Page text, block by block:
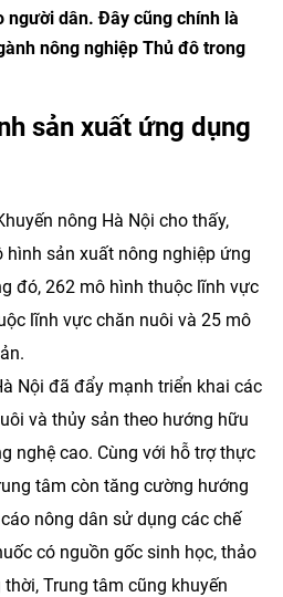
người dân. Đây cũng chính là
nông nghiệp Thủ đô trong
sản xuất ứng dụng
nông Hà Nội cho thấy,
sản xuất nông nghiệp ứng
đó, 262 mô hình thuộc lĩnh vực
lĩnh vực chăn nuôi và 25 mô
Nội đã đẩy mạnh triển khai các
và thủy sản theo hướng hữu
nghệ cao. Cùng với hỗ trợ thực
tâm còn tăng cường hướng
nông dân sử dụng các chế
có nguồn gốc sinh học, thảo
Trung tâm cũng khuyến